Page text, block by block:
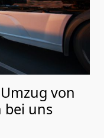
von
bei uns